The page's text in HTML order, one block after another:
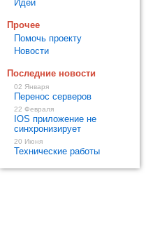
Идеи
Прочее
Помочь проекту
Новости
Последние новости
02 Января
Перенос серверов
22 Февраля
IOS приложение не
синхронизирует
20 Июня
Технические работы